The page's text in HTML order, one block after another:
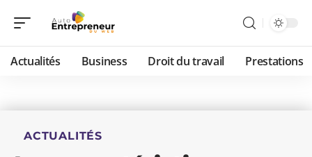
Actualités Business Droit du travail Prestations
ACTUALITÉS